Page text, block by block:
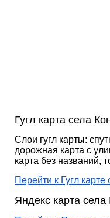
Гугл карта села
Слои гугл карты:
дорожная карта с
карта без названий,
Перейти к Гугл карте
Яндекс карта села